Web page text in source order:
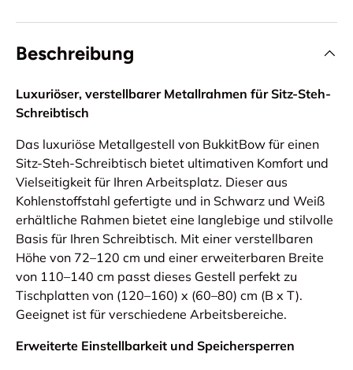
Beschreibung
Luxuriöser, verstellbarer Metallrahmen für Sitz-Steh-
Schreibtisch
Das luxuriöse Metallgestell von BukkitBow für einen
Sitz-Steh-Schreibtisch bietet ultimativen Komfort und
Vielseitigkeit für Ihren Arbeitsplatz. Dieser aus
Kohlenstoffstahl gefertigte und in Schwarz und Weiß
erhältliche Rahmen bietet eine langlebige und stilvolle
Basis für Ihren Schreibtisch. Mit einer verstellbaren
Höhe von 72–120 cm und einer erweiterbaren Breite
von 110–140 cm passt dieses Gestell perfekt zu
Tischplatten von (120–160) x (60–80) cm (B x T).
Geeignet ist für verschiedene Arbeitsbereiche.
Erweiterte Einstellbarkeit und Speichersperren